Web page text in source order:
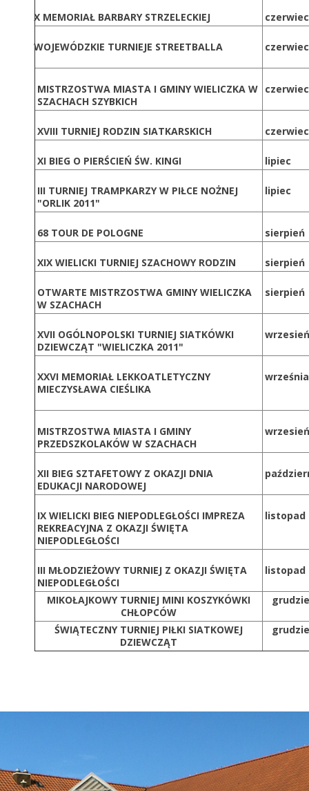
X MEMORIAŁ BARBARY STRZELECKIEJ czerwiec
WOJEWÓDZKIE TURNIEJE STREETBALLA czerwiec
MISTRZOSTWA MIASTA I GMINY WIELICZKA W
SZACHACH SZYBKICH
czerwiec
XVIII TURNIEJ RODZIN SIATKARSKICH czerwiec
XI BIEG O PIERŚCIEŃ ŚW. KINGI lipiec
III TURNIEJ TRAMPKARZY W PIŁCE NOŻNEJ
"ORLIK 2011"
lipiec
68 TOUR DE POLOGNE sierpień
XIX WIELICKI TURNIEJ SZACHOWY RODZIN sierpień
OTWARTE MISTRZOSTWA GMINY WIELICZKA
W SZACHACH
sierpień
XVII OGÓLNOPOLSKI TURNIEJ SIATKÓWKI
DZIEWCZĄT "WIELICZKA 2011"
wrzesień
XXVI MEMORIAŁ LEKKOATLETYCZNY
MIECZYSŁAWA CIEŚLIKA
września
MISTRZOSTWA MIASTA I GMINY
PRZEDSZKOLAKÓW W SZACHACH
wrzesień
XII BIEG SZTAFETOWY Z OKAZJI DNIA
EDUKACJI NARODOWEJ
IX WIELICKI BIEG NIEPODLEGŁOŚCI IMPREZA
REKREACYJNA Z OKAZJI ŚWIĘTA
NIEPODLEGŁOŚCI
listopad
III MŁODZIEŻOWY TURNIEJ Z OKAZJI ŚWIĘTA
NIEPODLEGŁOŚCI
listopad
MIKOŁAJKOWY TURNIEJ MINI KOSZYKÓWKI
CHŁOPCÓW
ŚWIĄTECZNY TURNIEJ PIŁKI SIATKOWEJ
DZIEWCZĄT